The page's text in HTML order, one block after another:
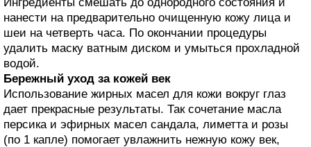
нанести на предварительно очищенную кожу лица и
шеи на четверть часа. По окончании процедуры
удалить маску ватным диском и умыться прохладной
водой.
Бережный уход за кожей век
Использование жирных масел для кожи вокруг глаз
дает прекрасные результаты. Так сочетание масла
персика и эфирных масел сандала, лиметта и розы
(по 1 капле) помогает увлажнить нежную кожу век,